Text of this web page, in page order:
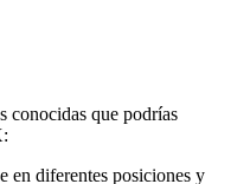
conocidas que podrías
en diferentes posiciones y